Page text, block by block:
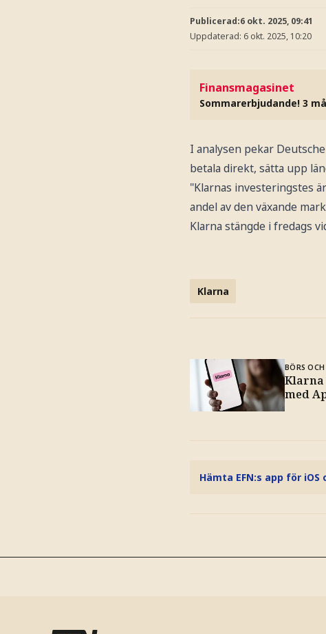
Publicerad:6 okt. 2025, 09:41
Uppdaterad: 6 okt. 2025, 10:20
Finansmagasinet
Sommarerbjudande! 3
I analysen pekar
betala direkt, sätta upp
"Klarnas investeringstes
andel av den växande
Klarna stängde i fredags
Klarna
BÖRS
med
Hämta EFN:s app för iOS